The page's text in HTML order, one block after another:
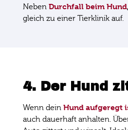
Neben Durchfall beim Hund
gleich zu einer Tierklinik auf.
4. Der Hund
Wenn dein Hund aufgeregt
auch dauerhaft anhalten.